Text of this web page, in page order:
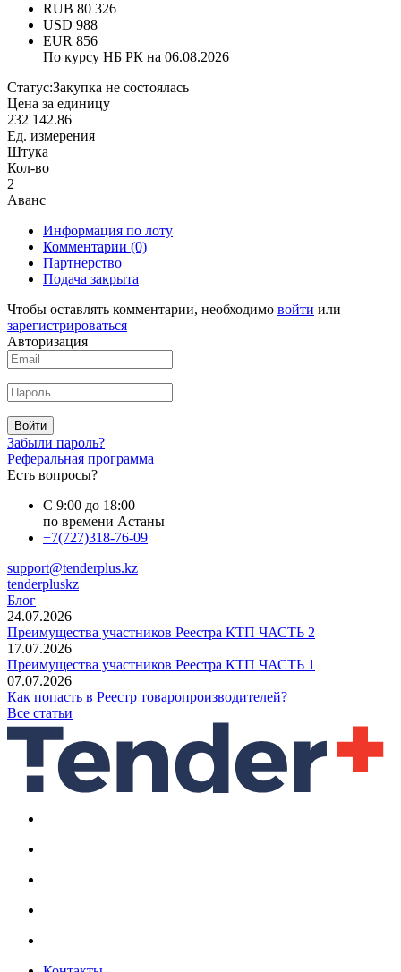
RUB 80 326
USD 988
EUR 856
По курсу НБ РК на 06.08.2026
Статус:Закупка не состоялась
Цена за единицу
232 142.86
Ед. измерения
Штука
Кол-во
2
Аванс
Информация по лоту
Комментарии (0)
Партнерство
Подача закрыта
Чтобы оставлять комментарии, необходимо войти или
зарегистрироваться
Авторизация
Войти
Забыли пароль?
Реферальная программа
Есть вопросы?
С 9:00 до 18:00
по времени Астаны
+7(727)318-76-09
support@tenderplus.kz
tenderpluskz
Блог
24.07.2026
Преимущества участников Реестра КТП ЧАСТЬ 2
17.07.2026
Преимущества участников Реестра КТП ЧАСТЬ 1
07.07.2026
Как попасть в Реестр товаропроизводителей?
Все статьи